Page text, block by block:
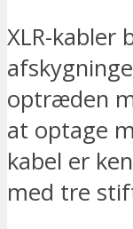
XLR-kabler
optræden
at optage
kabel er
med tre